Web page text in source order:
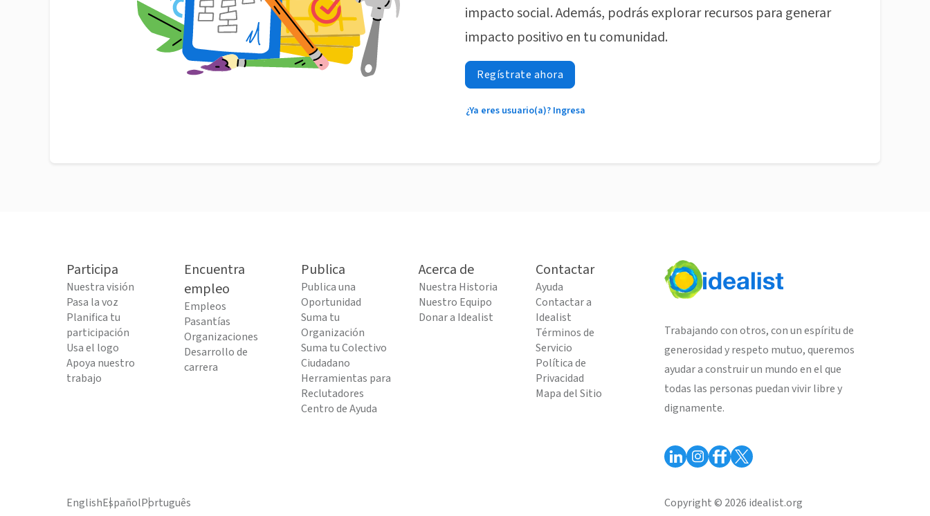
impacto social. Además, podrás explorar recursos para generar
impacto positivo en tu comunidad.
Regístrate ahora
¿Ya eres usuario(a)? Ingresa
Participa
Nuestra visión
Pasa la voz
Planifica tu
participación
Usa el logo
Apoya nuestro
trabajo
Encuentra
empleo
Empleos
Pasantías
Organizaciones
Desarrollo de
carrera
Publica
Publica una
Oportunidad
Suma tu
Organización
Suma tu Colectivo
Ciudadano
Herramientas para
Reclutadores
Centro de Ayuda
Acerca de
Nuestra Historia
Nuestro Equipo
Donar a Idealist
Contactar
Ayuda
Contactar a
Idealist
Términos de
Servicio
Política de
Privacidad
Mapa del Sitio
Trabajando con otros, con un espíritu de
generosidad y respeto mutuo, queremos
ayudar a construir un mundo en el que
todas las personas puedan vivir libre y
dignamente.
EnglishEspañolPortuguês Copyright © 2026 idealist.org